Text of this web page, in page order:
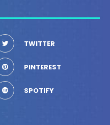
TWITTER
PINTEREST
SPOTIFY